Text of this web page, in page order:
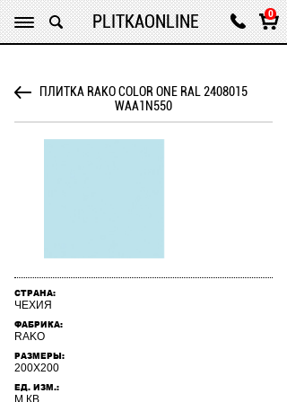
PLITKAONLINE 0
Нашли дешевле? Звоните нам !
ПЛИТКА RAKO COLOR ONE RAL 2408015
WAA1N550
СТРАНА:
ЧЕХИЯ
ФАБРИКА:
RAKO
РАЗМЕРЫ:
200X200
ЕД. ИЗМ.:
М.КВ.